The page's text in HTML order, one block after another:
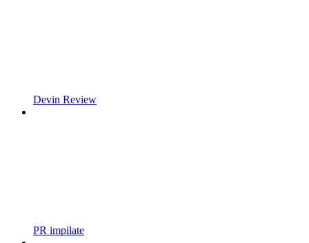
Devin Review
PR impilate